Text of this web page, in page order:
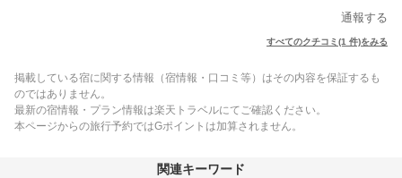
通報する
すべてのクチコミ(1 件)をみる
掲載している宿に関する情報（宿情報・口コミ等）はその内容を保証するも
のではありません。
最新の宿情報・プラン情報は楽天トラベルにてご確認ください。
本ページからの旅行予約ではGポイントは加算されません。
関連キーワード